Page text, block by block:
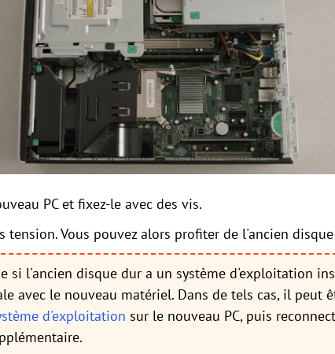
PC et fixez-le avec des vis.
tension. Vous pouvez alors profiter de l'ancien
si l'ancien disque dur a un système d'exploitation
avec le nouveau matériel. Dans de tels cas, il peut
d'exploitation sur le nouveau PC, puis